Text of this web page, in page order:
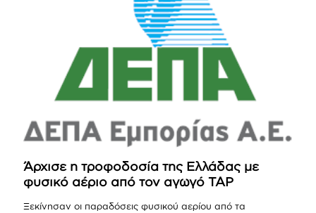
Άρχισε η τροφοδοσία της Ελλάδας με
φυσικό αέριο από τον αγωγό ΤΑΡ
Ξεκίνησαν οι παραδόσεις φυσικού αερίου από τα